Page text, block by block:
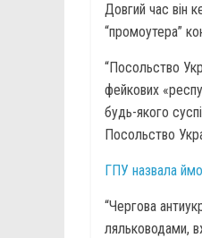
Довгий час він
“промоутера”
“Посольство
фейкових
будь-якого
Посольство
ГПУ назвала
“Чергова
ляльководами,